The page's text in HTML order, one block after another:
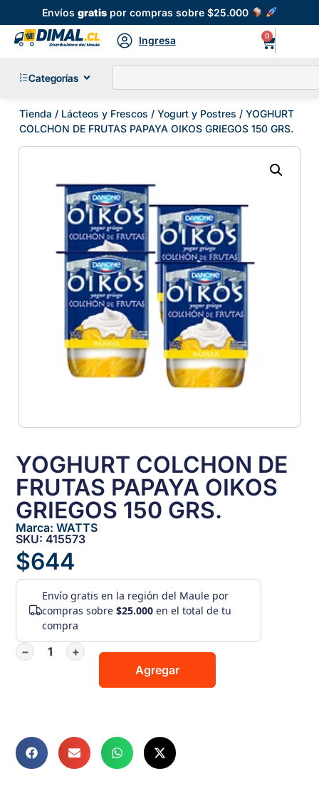
Envíosgratis por compras sobre $25.000
Ingresa 0
Categorías
Tienda / Lácteos y Frescos / Yogurt y Postres / YOGHURT
COLCHON DE FRUTAS PAPAYA OIKOS GRIEGOS 150 GRS.
YOGHURT COLCHON DE
FRUTAS PAPAYA OIKOS
GRIEGOS 150 GRS.
Marca:WATTS
SKU: 415573
$644
Envío gratis en la región del Maule por
compras sobre$25.000 en el total de tu
compra
−
+
Agregar